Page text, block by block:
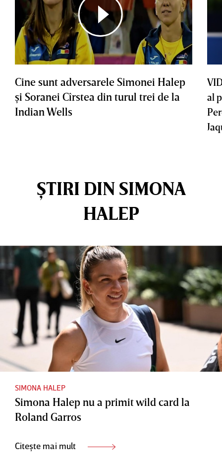
Cine sunt adversarele Simonei Halep
şi Soranei Cîrstea din turul trei de la
Indian Wells
al
ȘTIRI DIN SIMONA
HALEP
SIMONA HALEP
Simona Halep nu a primit wild card la
Roland Garros
Citește mai mult